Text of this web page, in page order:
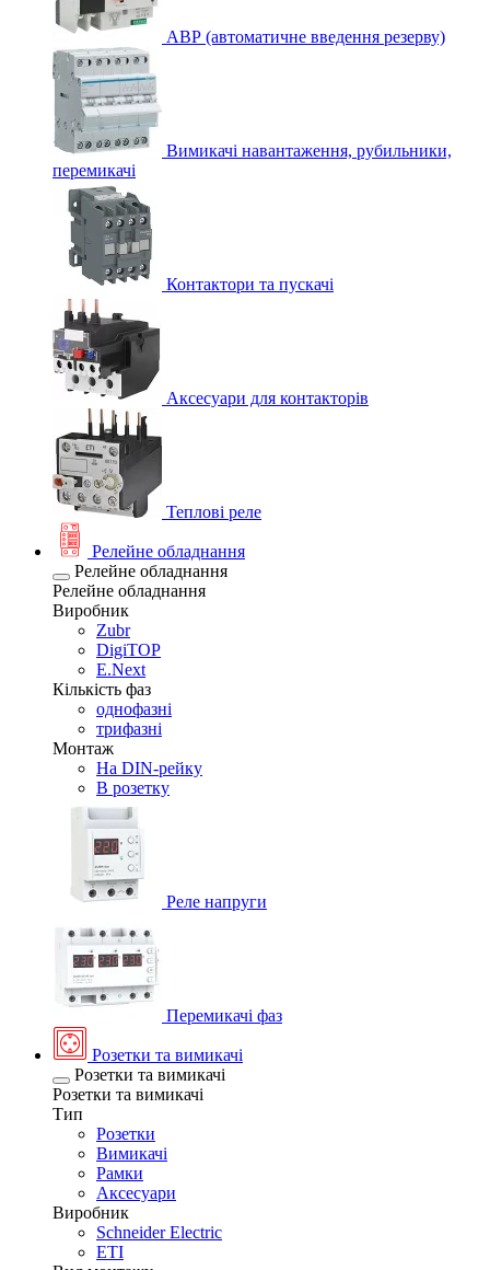
АВР (автоматичне введення резерву)
Вимикачі навантаження, рубильники,
перемикачі
Контактори та пускачі
Аксесуари для контакторів
Теплові реле
Релейне обладнання
Релейне обладнання
Релейне обладнання
Виробник
Zubr
DigiTOP
E.Next
Кількість фаз
однофазні
трифазні
Монтаж
На DIN-рейку
В розетку
Реле напруги
Перемикачі фаз
Розетки та вимикачі
Розетки та вимикачі
Розетки та вимикачі
Тип
Розетки
Вимикачі
Рамки
Аксесуари
Виробник
Schneider Electric
ETI